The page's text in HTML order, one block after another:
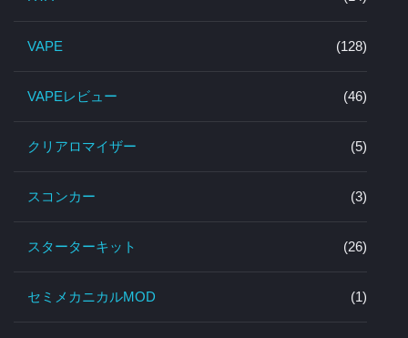
VAPE (128)
VAPEレビュー (46)
クリアロマイザー (5)
スコンカー (3)
スターターキット (26)
セミメカニカルMOD (1)